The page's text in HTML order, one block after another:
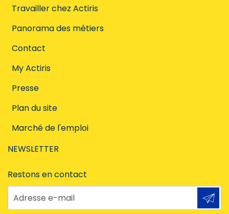
Travailler chez Actiris
Panorama des métiers
Contact
My Actiris
Presse
Plan du site
Marché de l'emploi
NEWSLETTER
Restons en contact
Adresse e-mail